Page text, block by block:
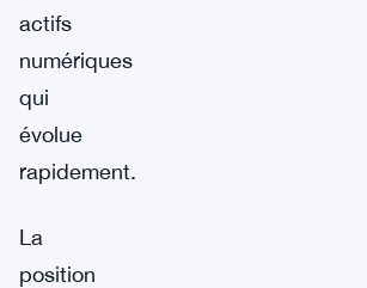
actifs
numériques
qui
évolue
rapidement.
La
position